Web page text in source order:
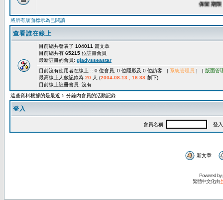
保留期限：60
將所有版面標示為已閱讀
查看誰在線上
目前總共發表了 104011 篇文章
目前總共有 65215 位註冊會員
最新註冊的會員: gladysseastar
目前沒有使用者在線上 :: 0 位會員, 0 位隱形及 0 位訪客 [ 系統管理員 ] [ 版面管
最高線上人數記錄為 20 人 (2004-08-13 , 16:38 創下)
目前線上註冊會員: 沒有
這些資料根據的是最近 5 分鐘內會員的活動記錄
登入
會員名稱: 登入
新文章
Powered by
繁體中文化由